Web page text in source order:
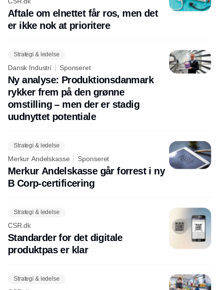
Aftale om elnettet får ros, men det
er ikke nok at prioritere
Strategi & ledelse
Dansk Industri Sponseret
Ny analyse: Produktionsdanmark
rykker frem på den grønne
omstilling – men der er stadig
uudnyttet potentiale
Strategi & ledelse
Merkur Andelskasse Sponseret
Merkur Andelskasse går forrest i ny
B Corp-certificering
Strategi & ledelse
CSR.dk
Standarder for det digitale
produktpas er klar
Strategi & ledelse